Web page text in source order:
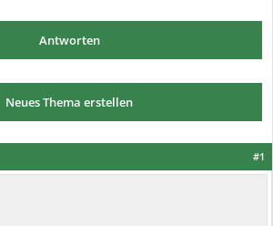
Antworten
Neues Thema erstellen
#1